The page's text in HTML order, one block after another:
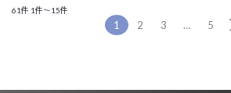
61件 1件～15件
1 2 3 … 5